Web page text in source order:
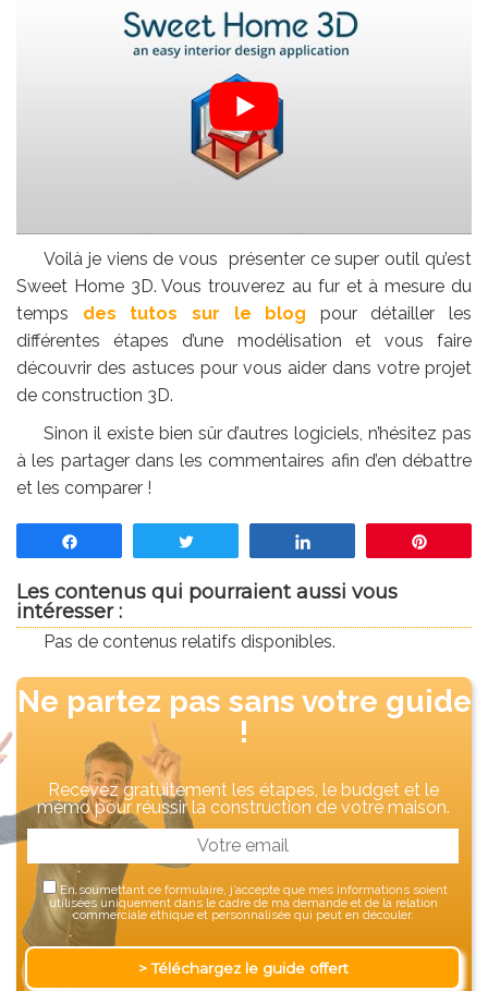
Voilà je viens de vous présenter ce super outil qu’est
Sweet Home 3D. Vous trouverez au fur et à mesure du
temps des tutos sur le blog pour détailler les
différentes étapes d’une modélisation et vous faire
découvrir des astuces pour vous aider dans votre projet
de construction 3D.
Sinon il existe bien sûr d’autres logiciels, n’hésitez pas
à les partager dans les commentaires afin d’en débattre
et les comparer !
Les contenus qui pourraient aussi vous
intéresser :
Pas de contenus relatifs disponibles.
Ne partez pas sans votre guide
!
Recevez gratuitement les étapes, le budget et le
mémo pour réussir la construction de votre maison.
En soumettant ce formulaire, j’accepte que mes informations soient
utilisées uniquement dans le cadre de ma demande et de la relation
commerciale éthique et personnalisée qui peut en découler.